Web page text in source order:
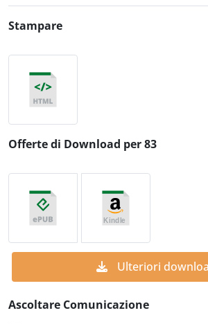
Stampare
Offerte di Download per 83
Ulteriori
Ascoltare Comunicazione